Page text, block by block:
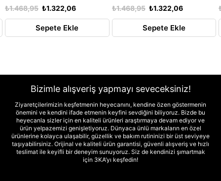
₺1.322,06
₺1.468,95
Sepete Ekle
₺1.322,06
₺1.468,95
Sepete Ekle
Bizimle alışveriş yapmayı seveceksiniz!
Ziyaretçilerimizin keşfetmenin heyecanını, kendine özen göstermenin
önemini ve kendini ifade etmenin keyfini sevdiğini biliyoruz. Bizde bu
heyecanla sizler için en kaliteli ürünleri araştırmaya devam ediyor ve
ürün yelpazemizi genişletiyoruz. Dünyaca ünlü markaların en özel
ürünlerine kolayca ulaşabilir, güzellik ve bakım rutininizi bir üst seviyeye
taşıyabilirsiniz. Orijinal ve kaliteli ürün garantisi, güvenli alışveriş ve hızlı
teslimat ile keyifli bir deneyim sunuyoruz. Siz de kendinizi şımartmak
için 3KA’yı keşfedin!